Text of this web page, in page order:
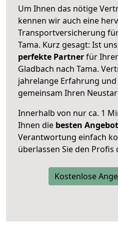
Um Ihnen das nötige
kennen wir auch eine
Transportversicherung
Tama. Kurz gesagt: Ist
perfekte Partnerfür
Gladbach nach Tama.
jahrelange Erfahrung und
gemeinsam Ihren
Innerhalb von nur ca. 1
Ihnen die besten
Verantwortung einfach
überlassen Sie den Profis
Kostenlose